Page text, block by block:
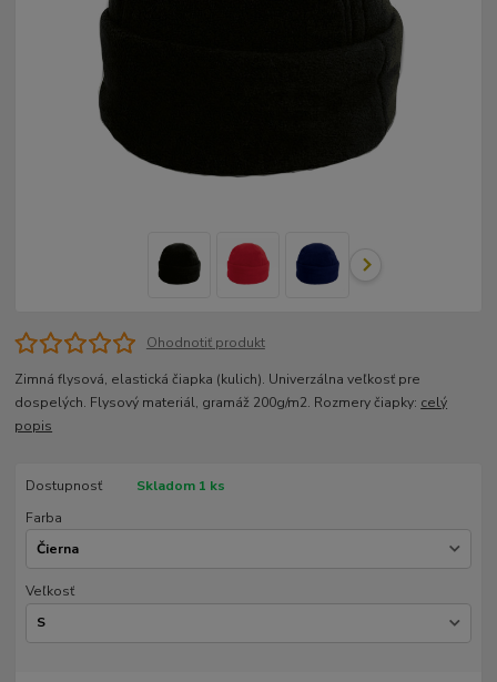
Ohodnotiť produkt
Zimná flysová, elastická čiapka (kulich). Univerzálna veľkosť pre
dospelých. Flysový materiál, gramáž 200g/m2. Rozmery čiapky: celý
popis
Dostupnosť
Skladom 1 ks
Farba
Veľkosť